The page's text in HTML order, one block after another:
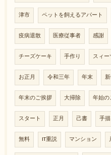
津市 ペットを飼えるアパート
疫病退散 医療従事者 感謝
チーズケーキ 手作り スィ
お正月 令和三年 年末
年末のご挨拶 大掃除 年始
スタート 正月 己書 手
無料 IT重説 マンション